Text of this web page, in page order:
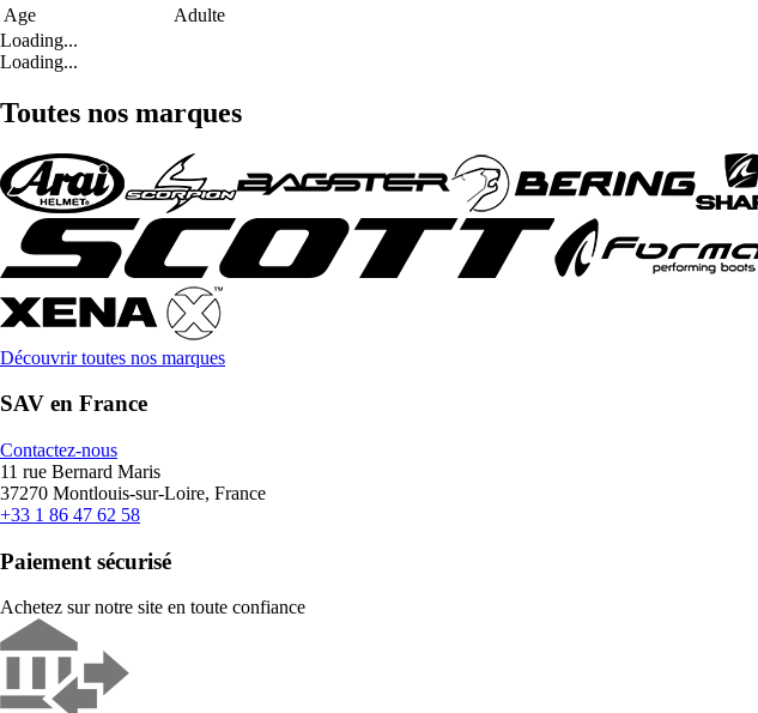
Age
Adulte
Loading...
Loading...
Toutes nos marques
Découvrir toutes nos marques
SAV en France
Contactez-nous
11 rue Bernard Maris
37270 Montlouis-sur-Loire, France
+33 1 86 47 62 58
Paiement sécurisé
Achetez sur notre site en toute confiance